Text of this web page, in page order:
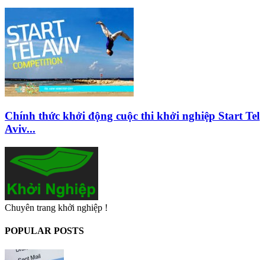
Chính thức khởi động cuộc thi khởi nghiệp Start Tel
Aviv...
Chuyên trang khởi nghiệp !
POPULAR POSTS